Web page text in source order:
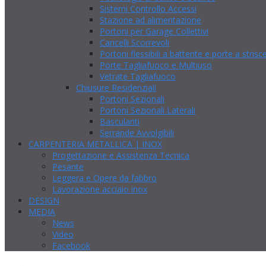
Sistemi Controllo Accessi
Stazione ad alimentazione
Portoni per Garage Collettivi
Cancelli Scorrevoli
Portoni flessibili a battente e porte a
Porte Tagliafuoco e Multiuso
Vetrate Tagliafuoco
Chiusure Residenziali
Portoni Sezionali
Portoni Sezionali Laterali
Basculanti
Serrande Avvolgibili
CARPENTERIA METALLICA | INOX
Progettazione e Assistenza Tecnica
Pesante
Leggera e Opere da fabbro
Lavorazione acciaio inox
DESIGN
MEDIA
News
Video
Facebook